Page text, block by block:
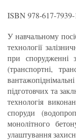
ISBN 978-617-7939-
У навчальному
технології
при спорудженні
(транспортні,
підготовчих та
технологія
споруди
монолітного
улаштування